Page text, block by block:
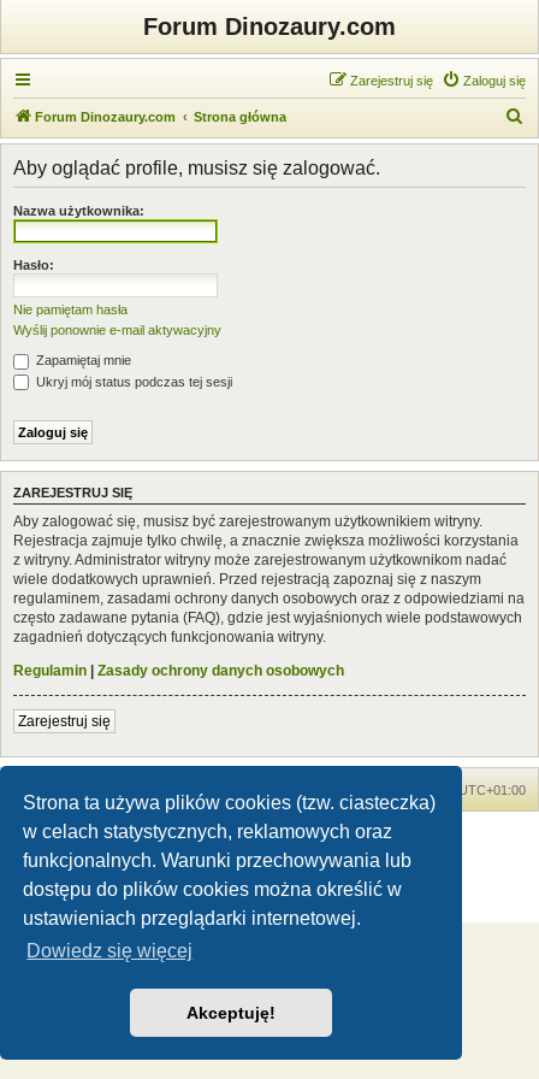
Strona ta używa plików cookies (tzw. ciasteczka)
w celach statystycznych, reklamowych oraz
funkcjonalnych. Warunki przechowywania lub
dostępu do plików cookies można określić w
ustawieniach przeglądarki internetowej.
Dowiedz się więcej
Akceptuję!
Forum Dinozaury.com
Zaloguj się
Zarejestruj się
Forum Dinozaury.com Strona główna
z
Aby oglądać profile, musisz się zalogować.
Nazwa użytkownika:
Hasło:
Nie pamiętam hasła
Wyślij ponownie e-mail aktywacyjny
Zapamiętaj mnie
Ukryj mój status podczas tej sesji
ZAREJESTRUJ SIĘ
Aby zalogować się, musisz być zarejestrowanym użytkownikiem witryny.
Rejestracja zajmuje tylko chwilę, a znacznie zwiększa możliwości korzystania
z witryny. Administrator witryny może zarejestrowanym użytkownikom nadać
wiele dodatkowych uprawnień. Przed rejestracją zapoznaj się z naszym
regulaminem, zasadami ochrony danych osobowych oraz z odpowiedziami na
często zadawane pytania (FAQ), gdzie jest wyjaśnionych wiele podstawowych
zagadnień dotyczących funkcjonowania witryny.
Regulamin | Zasady ochrony danych osobowych
Zarejestruj się
UTC+01:00
Dinozaury.com© 2006-2020
Technologię dostarczaphpBB® Forum Software © phpBB Limited
Zasady ochrony danych osobowych|Regulamin